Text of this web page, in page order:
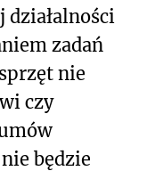
zadań
nie
czy
będzie